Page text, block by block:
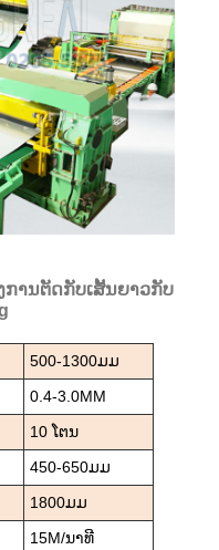
ານຕັດກັບເສັ້ນຍາວກັບ
500-1300ມມ
0.4-3.0MM
10 ໂຕນ
450-650ມມ
1800ມມ
15M/ນາທີ